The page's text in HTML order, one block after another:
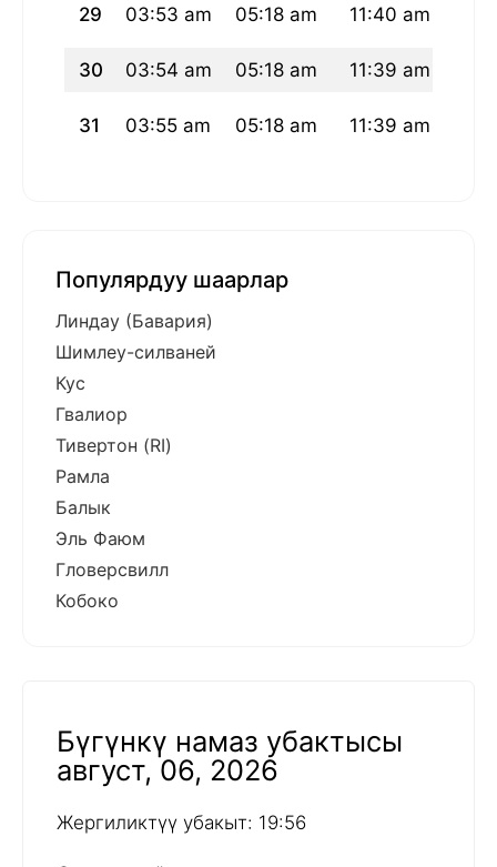
29 03:53 am 05:18 am 11:40 am
30 03:54 am 05:18 am 11:39 am
31 03:55 am 05:18 am 11:39 am
Популярдуу шаарлар
Линдау (Бавария)
Шимлеу-силваней
Кус
Гвалиор
Тивертон (RI)
Рамла
Балык
Эль Фаюм
Гловерсвилл
Кобоко
Бүгүнкү намаз убактысы
август, 06, 2026
Жергиликтүү убакыт: 19:56